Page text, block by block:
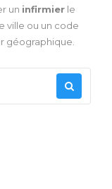
un infirmier le
ville ou un code
géographique.